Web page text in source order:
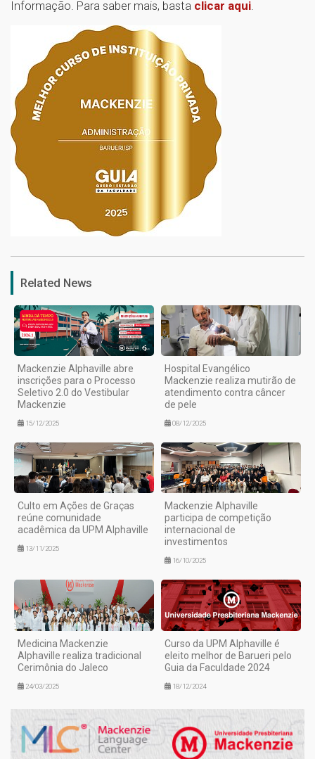
Informação. Para saber mais, basta clicar aqui
Related News
Mackenzie Alphaville abre
inscrições para o Processo
Seletivo 2.0 do Vestibular
Mackenzie
15/12/2025
Hospital Evangélico
Mackenzie realiza mutirão de
atendimento contra câncer
de pele
08/12/2025
Culto em Ações de Graças
reúne comunidade
acadêmica da UPM Alphaville
13/11/2025
Mackenzie Alphaville
participa de competição
internacional de
investimentos
16/10/2025
Medicina Mackenzie
Alphaville realiza tradicional
Cerimônia do Jaleco
24/03/2025
Curso da UPM Alphaville é
eleito melhor de Barueri pelo
Guia da Faculdade 2024
18/12/2024